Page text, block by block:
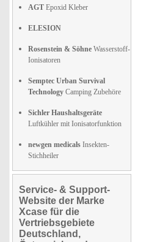
AGT Epoxid Kleber
ELESION
Rosenstein & Söhne Wasserstoff-
Ionisatoren
Semptec Urban Survival
Technology Camping Zubehöre
Sichler Haushaltsgeräte
Luftkühler mit Ionisatorfunktion
newgen medicals Insekten-
Stichheiler
Service- & Support-
Website der Marke
Xcase für die
Vertriebsgebiete
Deutschland,